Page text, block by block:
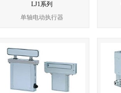
LJ1系列
单轴电动执行器